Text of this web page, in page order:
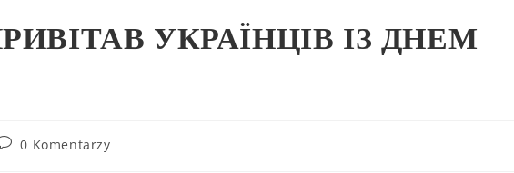
УКРАЇНЦІВ ІЗ ДНЕМ
0 Komentarzy